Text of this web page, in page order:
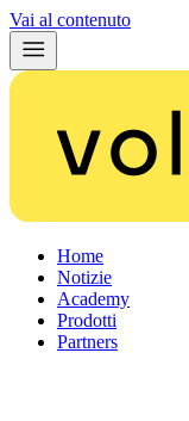
Vai al contenuto
Home
Notizie
Academy
Prodotti
Partners